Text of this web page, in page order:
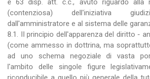
e 63 disp. att. c.c., avuto riguardo alla
(contenziosa) dell'iniziativa
dall'amministratore e al sistema delle
8.1. II principio dell'apparenza del diritto -
(come ammesso in dottrina, ma
ad uno schema negoziale di vasta
l'ambito delle singole figure